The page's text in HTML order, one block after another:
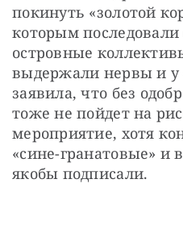
покинуть «золотой
которым последовали
островные
выдержали нервы и у
заявила, что без
тоже не пойдет на
мероприятие, хотя
«сине-гранатовые» и
якобы подписали.